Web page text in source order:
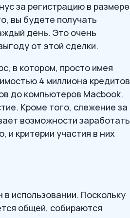
за регистрацию в размере
вы будете получать
день. Это очень
от этой сделки.
в котором, просто имея
4 миллиона кредитов
до компьютеров Macbook.
Кроме того, слежение за
возможности заработать
и критерии участия в них
использовании. Поскольку
общей, собираются